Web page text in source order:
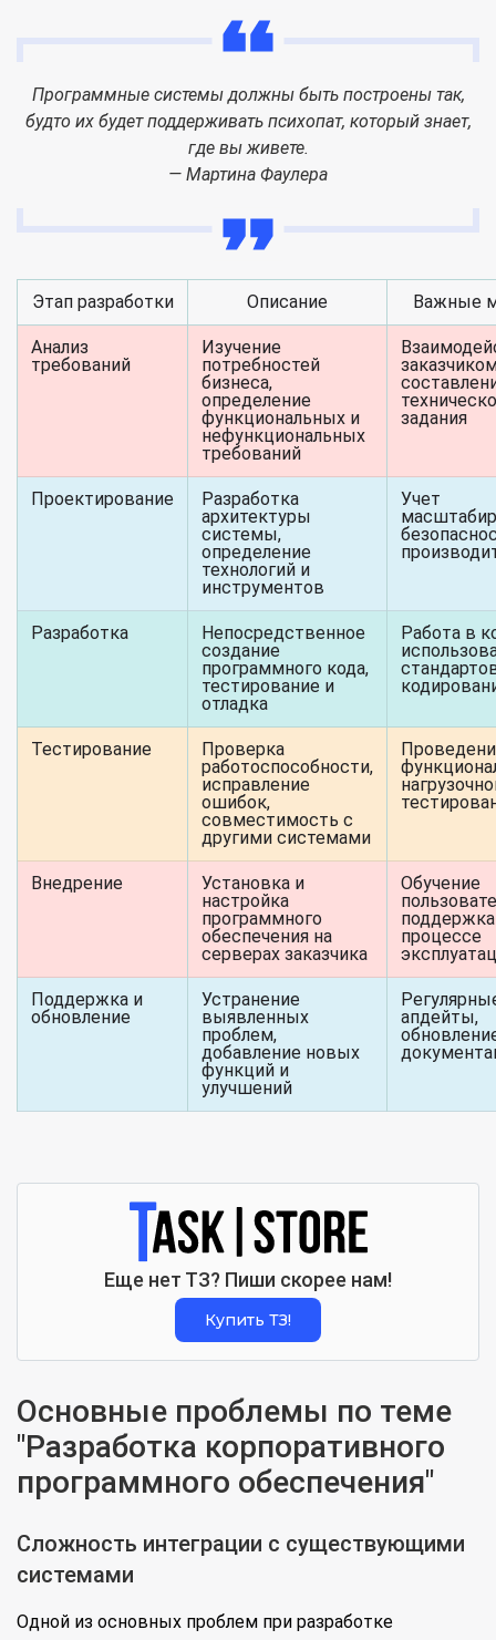
Программные системы должны быть построены так,
будто их будет поддерживать психопат, который знает,
где вы живете.
— Мартина Фаулера
Этап разработки Описание Важные
Анализ
требований
Изучение
потребностей
бизнеса,
определение
функциональных и
нефункциональных
требований
задания
Проектирование
Разработка
архитектуры
системы,
определение
технологий и
инструментов
Учет
Разработка
Непосредственное
создание
программного кода,
тестирование и
отладка
Работа в
Тестирование
Проверка
работоспособности,
исправление
ошибок,
совместимость с
другими системами
Внедрение
Установка и
настройка
программного
обеспечения на
серверах заказчика
Обучение
процессе
Поддержка и
обновление
Устранение
выявленных
проблем,
добавление новых
функций и
улучшений
апдейты,
Еще нет ТЗ? Пиши скорее нам!
Купить ТЗ!
Основные проблемы по теме
"Разработка корпоративного
программного обеспечения"
Сложность интеграции с существующими
системами
Одной из основных проблем при разработке